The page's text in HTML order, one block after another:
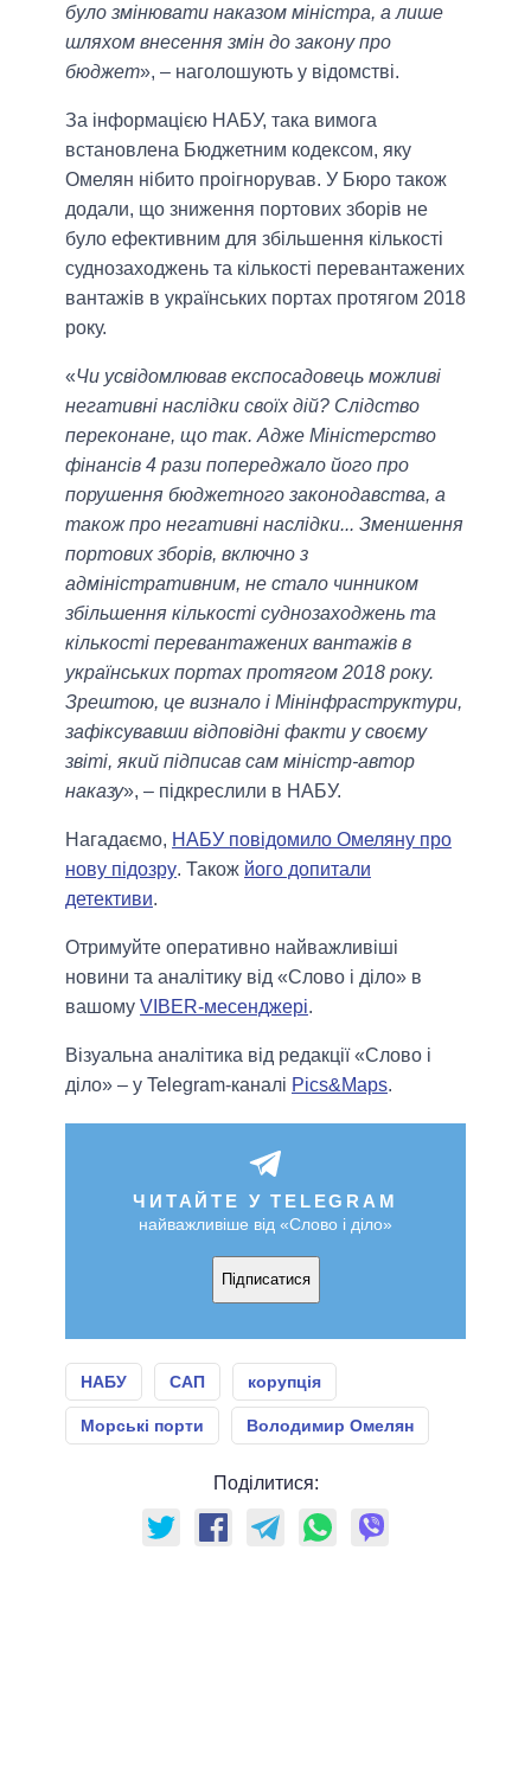
було змінювати наказом міністра, а лише
шляхом внесення змін до закону про
бюджет», – наголошують у відомстві.
За інформацією НАБУ, така вимога
встановлена Бюджетним кодексом, яку
Омелян нібито проігнорував. У Бюро також
додали, що зниження портових зборів не
було ефективним для збільшення кількості
суднозаходжень та кількості перевантажених
вантажів в українських портах протягом 2018
року.
«Чи усвідомлював експосадовець можливі
негативні наслідки своїх дій? Слідство
переконане, що так. Адже Міністерство
фінансів 4 рази попереджало його про
порушення бюджетного законодавства, а
також про негативні наслідки... Зменшення
портових зборів, включно з
адміністративним, не стало чинником
збільшення кількості суднозаходжень та
кількості перевантажених вантажів в
українських портах протягом 2018 року.
Зрештою, це визнало і Мінінфраструктури,
зафіксувавши відповідні факти у своєму
звіті, який підписав сам міністр-автор
наказу», – підкреслили в НАБУ.
Нагадаємо, НАБУ повідомило Омеляну про
нову підозру. Також його допитали
детективи.
Отримуйте оперативно найважливіші
новини та аналітику від «Слово і діло» в
вашому VIBER-месенджері.
Візуальна аналітика від редакції «Слово і
діло» – у Telegram-каналі Pics&Maps.
ЧИТАЙТЕ У TELEGRAM
найважливіше від «Слово і діло»
Підписатися
НАБУ САП корупція
Морські порти Володимир Омелян
Поділитися: